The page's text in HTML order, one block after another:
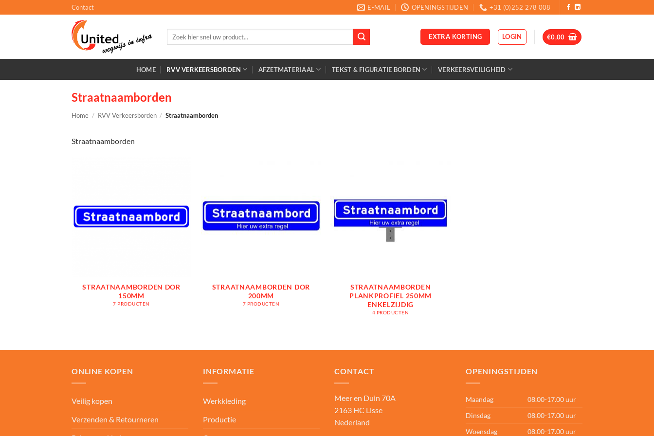
naar
Contact E-MAIL OPENINGSTIJDEN +31 (0)252 278 008
EXTRA KORTING LOGIN €0,00
HOME RVV VERKEERSBORDEN AFZETMATERIAAL TEKST & FIGURATIE BORDEN VERKEERSVEILIGHEID
Straatnaamborden
Home / RVV Verkeersborden / Straatnaamborden
Straatnaamborden
STRAATNAAMBORDEN DOR
150MM
7 PRODUCTEN
STRAATNAAMBORDEN DOR
200MM
7 PRODUCTEN
STRAATNAAMBORDEN
PLANKPROFIEL 250MM
ENKELZIJDIG
4 PRODUCTEN
ONLINE KOPEN
Veilig kopen
Verzenden & Retourneren
INFORMATIE
Werkkleding
Productie
CONTACT
Meer en Duin 70A
2163 HC Lisse
Nederland
OPENINGSTIJDEN
Maandag
08.00-17.00 uur
Dinsdag
08.00-17.00 uur
Woensdag
08.00-17.00 uur